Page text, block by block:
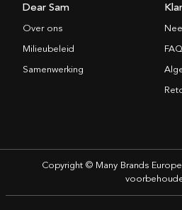
Dear Sam
Over ons
Milieubeleid
Samenwerking
FAQ
Copyright © Many Brands